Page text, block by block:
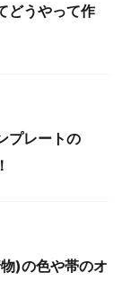
どうやって作
プレートの
)の色や帯のオ